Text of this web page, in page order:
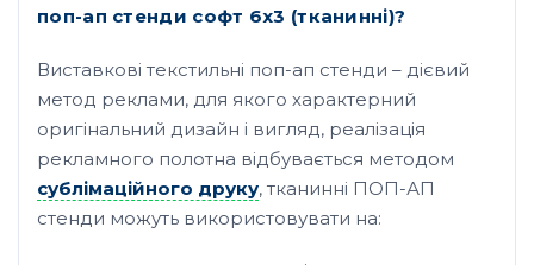
поп-ап стенди софт 6х3 (тканинні)?
Виставкові текстильні поп-ап стенди – дієвий
метод реклами, для якого характерний
оригінальний дизайн і вигляд, реалізація
рекламного полотна відбувається методом
сублімаційного друку, тканинні ПОП-АП
стенди можуть використовувати на: